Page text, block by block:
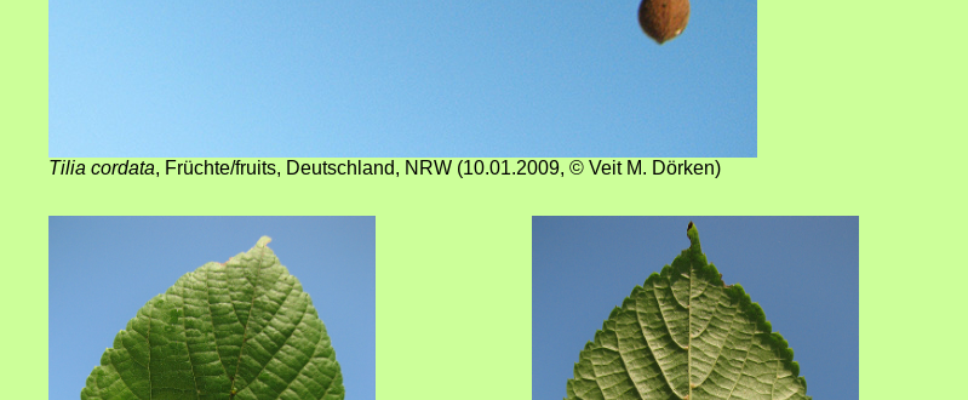
Tilia cordata, Früchte/fruits, Deutschland, NRW (10.01.2009, © Veit M. Dörken)